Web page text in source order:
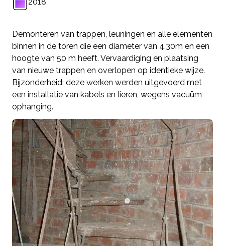
Demonteren van trappen, leuningen en alle elementen
binnen in de toren die een diameter van 4,30m en een
hoogte van 50 m heeft. Vervaardiging en plaatsing
van nieuwe trappen en overlopen op identieke wijze.
Bijzonderheid: deze werken werden uitgevoerd met
een installatie van kabels en lieren, wegens vacuüm
ophanging.